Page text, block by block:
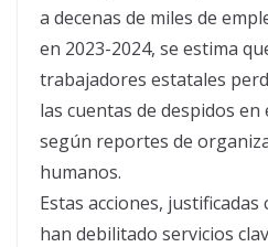
a decenas de miles de
en 2023-2024, se estima
trabajadores estatales
las cuentas de despidos en
según reportes de
humanos.
Estas acciones, justificadas
han debilitado servicios